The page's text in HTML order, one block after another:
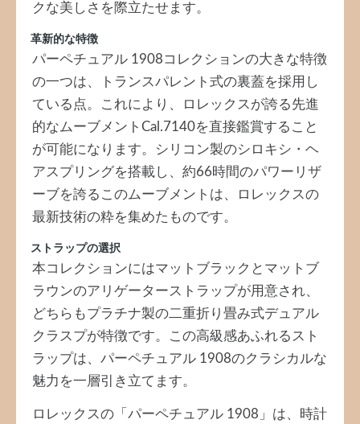
クな美しさを際立たせます。
革新的な特徴
パーペチュアル 1908コレクションの大きな特徴
の一つは、トランスパレント式の裏蓋を採用し
ている点。これにより、ロレックスが誇る先進
的なムーブメントCal.7140を直接鑑賞すること
が可能になります。シリコン製のシロキシ・ヘ
アスプリングを搭載し、約66時間のパワーリザ
ーブを誇るこのムーブメントは、ロレックスの
最新技術の粋を集めたものです。
ストラップの選択
本コレクションにはマットブラックとマットブ
ラウンのアリゲーターストラップが用意され、
どちらもプラチナ製の二重折り畳み式デュアル
クラスプが特徴です。この高級感あふれるスト
ラップは、パーペチュアル 1908のクラシカルな
魅力を一層引き立てます。
ロレックスの「パーペチュアル 1908」は、時計